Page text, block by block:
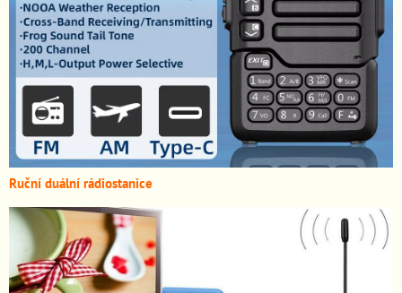
Ruční duální rádiostanice